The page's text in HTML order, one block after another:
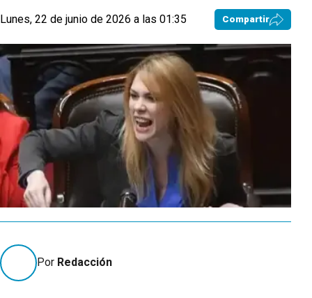
Lunes, 22 de junio de 2026 a las 01:35 Compartir
Por Redacción